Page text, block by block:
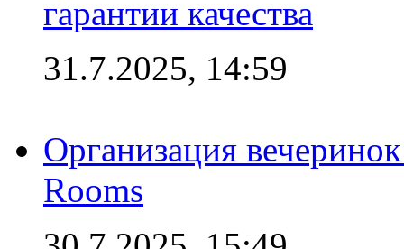
гарантии качества
31.7.2025, 14:59
Организация
Rooms